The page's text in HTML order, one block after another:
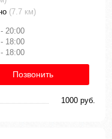
(7.7 км)
20:00
18:00
18:00
Позвонить
1000 руб.